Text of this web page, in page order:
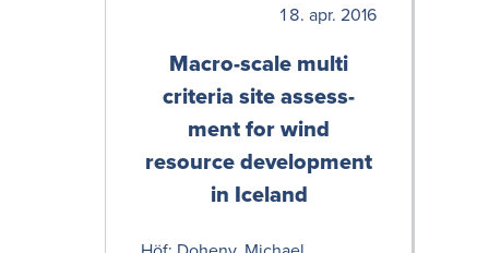
apr. 2016
Macro-scale multi
criteria site assess­
ment for wind
resource develop­ment
in Iceland